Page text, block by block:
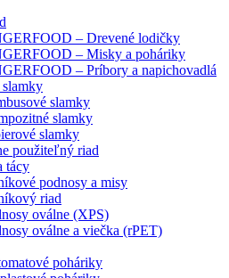
– Drevené lodičky
– Misky a poháriky
– Príbory a napichovadlá
slamky
slamky
slamky
použiteľný riad
tácy
podnosy a misy
riad
oválne (XPS)
oválne a viečka (rPET)
poháriky